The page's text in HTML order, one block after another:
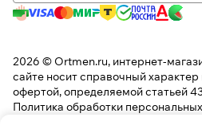
2026 © Ortmen.ru, интернет-
сайте носит справочный
офертой, определяемой статьей
Политика обработки